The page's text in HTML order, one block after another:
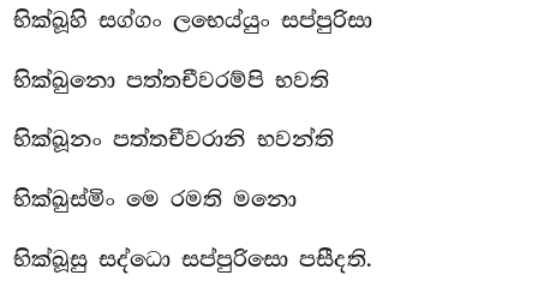
භික්ඛූහි සග්ගං ලභෙය්යුං සප්පුරිසා
භික්ඛුනො පත්තචීවරම්පි භවති
භික්ඛූනං පත්තචීවරානි භවන්ති
භික්ඛුස්මිං මෙ රමති මනො
භික්ඛූසු සද්ධො සප්පුරිසො පසීදති.